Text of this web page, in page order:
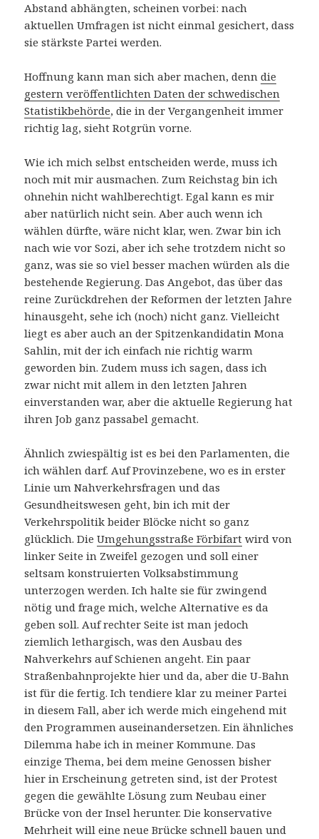
Abstand abhängten, scheinen vorbei: nach
aktuellen Umfragen ist nicht einmal gesichert, dass
sie stärkste Partei werden.
Hoffnung kann man sich aber machen, denndie
gestern veröffentlichten Daten der schwedischen
Statistikbehörde, die in der Vergangenheit immer
richtig lag, sieht Rotgrün vorne.
Wie ich mich selbst entscheiden werde, muss ich
noch mit mir ausmachen. Zum Reichstag bin ich
ohnehin nicht wahlberechtigt. Egal kann es mir
aber natürlich nicht sein. Aber auch wenn ich
wählen dürfte, wäre nicht klar, wen. Zwar bin ich
nach wie vor Sozi, aber ich sehe trotzdem nicht so
ganz, was sie so viel besser machen würden als die
bestehende Regierung. Das Angebot, das über das
reine Zurückdrehen der Reformen der letzten Jahre
hinausgeht, sehe ich (noch) nicht ganz. Vielleicht
liegt es aber auch an der Spitzenkandidatin Mona
Sahlin, mit der ich einfach nie richtig warm
geworden bin. Zudem muss ich sagen, dass ich
zwar nicht mit allem in den letzten Jahren
einverstanden war, aber die aktuelle Regierung hat
ihren Job ganz passabel gemacht.
Ähnlich zwiespältig ist es bei den Parlamenten, die
ich wählen darf. Auf Provinzebene, wo es in erster
Linie um Nahverkehrsfragen und das
Gesundheitswesen geht, bin ich mit der
Verkehrspolitik beider Blöcke nicht so ganz
glücklich. DieUmgehungsstraße Förbifart wird von
linker Seite in Zweifel gezogen und soll einer
seltsam konstruierten Volksabstimmung
unterzogen werden. Ich halte sie für zwingend
nötig und frage mich, welche Alternative es da
geben soll. Auf rechter Seite ist man jedoch
ziemlich lethargisch, was den Ausbau des
Nahverkehrs auf Schienen angeht. Ein paar
Straßenbahnprojekte hier und da, aber die U-Bahn
ist für die fertig. Ich tendiere klar zu meiner Partei
in diesem Fall, aber ich werde mich eingehend mit
den Programmen auseinandersetzen. Ein ähnliches
Dilemma habe ich in meiner Kommune. Das
einzige Thema, bei dem meine Genossen bisher
hier in Erscheinung getreten sind, ist der Protest
gegen die gewählte Lösung zum Neubau einer
Brücke von der Insel herunter. Die konservative
Mehrheit will eine neue Brücke schnell bauen und